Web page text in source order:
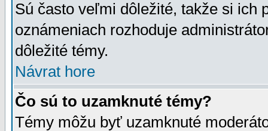
Sú často veľmi dôležité, takže si ich
oznámeniach rozhoduje
dôležité témy.
Návrat hore
Čo sú to uzamknuté témy?
Témy môžu byť uzamknuté